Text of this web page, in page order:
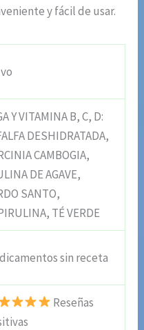
y fácil de usar.
Y VITAMINA B, C, D:
DESHIDRATADA,
CAMBOGIA,
DE AGAVE,
SANTO,
TÉ VERDE
sin receta
Reseñas